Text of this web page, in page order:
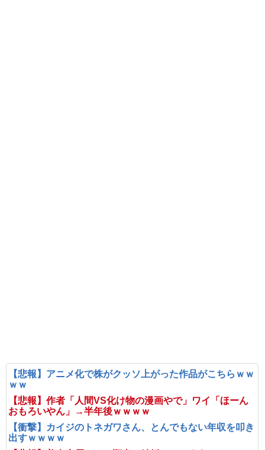
【悲報】アニメ化で株がクッソ上がった作品がこちらｗｗ
ｗｗ
【悲報】作者「人間VS化け物の漫画やで」ワイ「ほーん
おもろいやん」→半年後ｗｗｗｗ
【衝撃】カイジのトネガワさん、とんでもない年収を叩き
出すｗｗｗｗ